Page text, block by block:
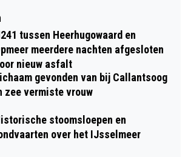
OPENING DORPSHART
VAN DE KONING
DIJK OPENT
BIJ HORTUS ALKMAAR
tussen Heerhugowaard en
meerdere nachten afgesloten
nieuw asfalt
gevonden van bij Callantsoog
zee vermiste vrouw
stoomsloepen en
over het IJsselmeer